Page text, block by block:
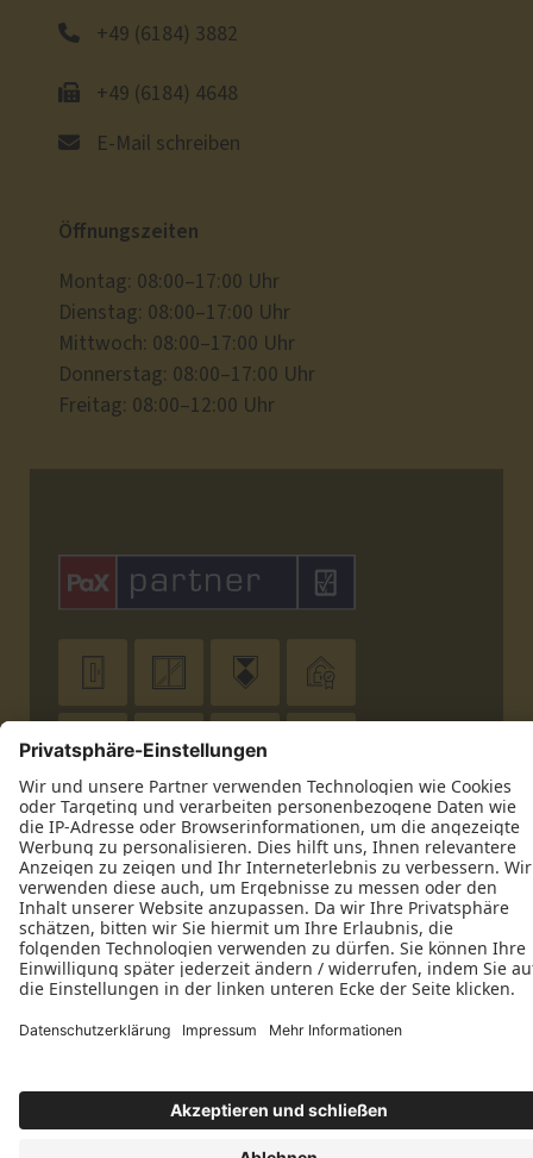
+49 (6184) 3882
+49 (6184) 4648
E-Mail schreiben
Öffnungszeiten
Montag: 08:00–17:00 Uhr
Dienstag: 08:00–17:00 Uhr
Mittwoch: 08:00–17:00 Uhr
Donnerstag: 08:00–17:00 Uhr
Freitag: 08:00–12:00 Uhr
  
  
 
Datenschutz Impressum
Kontakt